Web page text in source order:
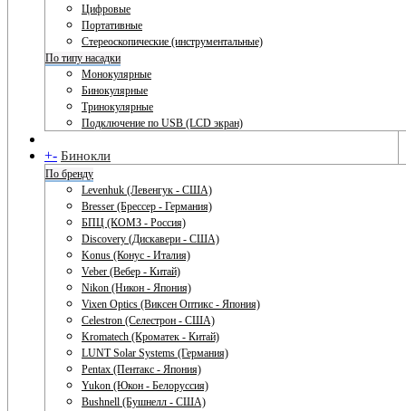
Цифровые
Портативные
Стереоскопические (инструментальные)
По типу насадки
Монокулярные
Бинокулярные
Тринокулярные
Подключение по USB (LCD экран)
+- Бинокли
По бренду
Levenhuk (Левенгук - США)
Bresser (Брессер - Германия)
БПЦ (КОМЗ - Россия)
Discovery (Дискавери - США)
Konus (Конус - Италия)
Veber (Вебер - Китай)
Nikon (Никон - Япония)
Vixen Optics (Виксен Оптикс - Япония)
Celestron (Селестрон - США)
Kromatech (Кроматек - Китай)
LUNT Solar Systems (Германия)
Pentax (Пентакс - Япония)
Yukon (Юкон - Белоруссия)
Bushnell (Бушнелл - США)